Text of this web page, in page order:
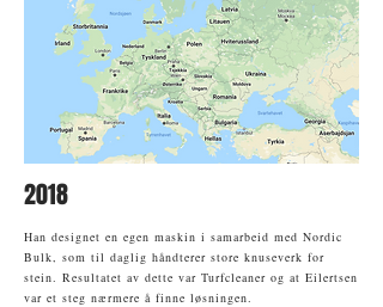
Han designet en egen maskin i samarbeid med Nordic
Bulk, som til daglig håndterer store knuseverk for
stein. Resultatet av dette var Turfcleaner og at Eilertsen
var et steg nærmere å finne løsningen.
2018